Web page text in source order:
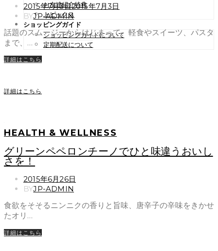
お友達紹介特典
トピックス
ショッピングガイド
ショッピングガイドについて
定期配送について
POSTED
ON
2015年7月3日2015年7月3日
BYJP-ADMIN
話題のスムージーからはじまって、軽食やスイーツ、パスタ
まで、…
詳細はこちら
詳細はこちら
HEALTH & WELLNESS
グリーンペペロンチーノでひと味違うおいし
さを！
POSTED
ON
2015年6月26日
BYJP-ADMIN
食欲をそそるニンニクの香りと旨味、唐辛子の辛味をきかせ
たオリ…
詳細はこちら